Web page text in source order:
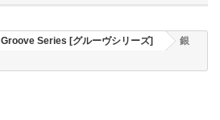
Groove Series [グルーヴシリーズ]
銀